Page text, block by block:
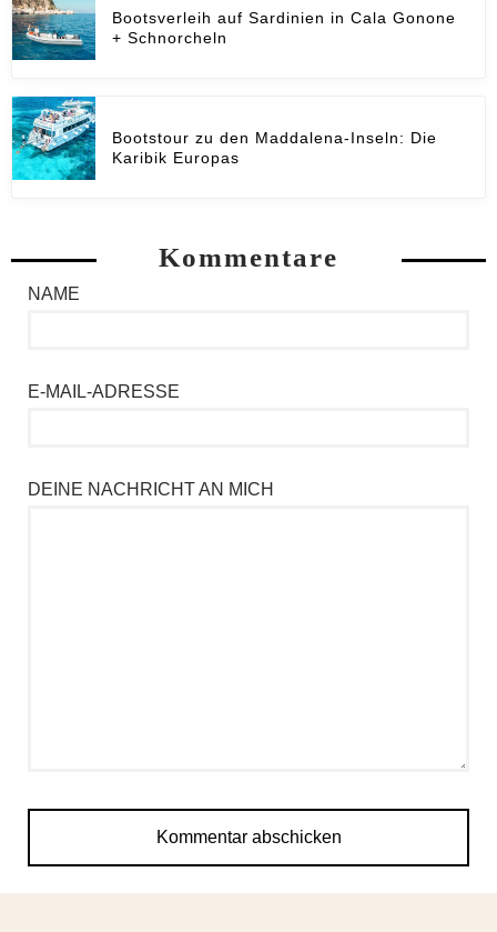
Bootsverleih auf Sardinien in Cala Gonone
+ Schnorcheln
Bootstour zu den Maddalena-Inseln: Die
Karibik Europas
Kommentare
NAME
E-MAIL-ADRESSE
DEINE NACHRICHT AN MICH